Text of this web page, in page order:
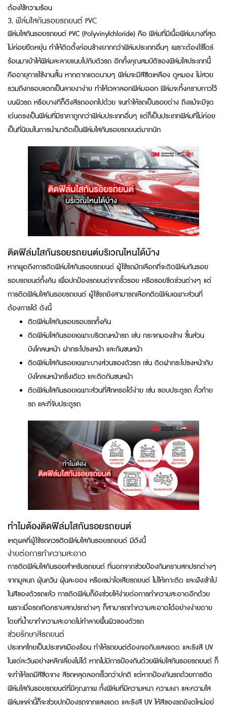
ต้องใช้ความร้อน
3. ฟิล์มใสกันรอยรถยนต์ PVC
ฟิล์มใสกันรอยรถยนต์ PVC (Polyvinylchloride) คือ ฟิล์มที่มีเนื้อฟิล์มบางที่สุด
ไม่ค่อยยืดหยุ่น ทำให้ติดตั้งค่อนข้างยากกว่าฟิล์มประเภทอื่นๆ เพราะต้องใช้ไดร์
ร้อนมาเป่าให้ฟิล์มละลายแนบไปกับตัวรถ อีกทั้งคุณสมบัติของฟิล์มใสประเภทนี้
คืออายุการใช้งานสั้น หากตากแดดนานๆ ฟิล์มจะมีสีซีดเหลือง ดูหมอง ไม่สวย
รวมถึงกรอบแตกเป็นลายงาง่าย ทำให้เวลาลอกฟิล์มออก ฟิล์มจะทิ้งคราบกาวไว้
บนผิวรถ หรือบางทีก็ดึงสีรถออกไปด้วย จนทำให้รถเป็นรอยด่าง ถึงแม้จะมีจุด
เด่นตรงเป็นฟิล์มที่มีราคาถูกกว่าฟิล์มประเภทอื่นๆ แต่ก็เป็นประเภทฟิล์มที่ไม่ค่อย
เป็นที่นิยมในการนำมาติดเป็นฟิล์มใสกันรอยรถยนต์มากนัก
ติดฟิล์มใสกันรอยรถยนต์บริเวณไหนได้บ้าง
หากพูดถึงการติดฟิล์มใสกันรอยรถยนต์ ผู้ใช้รถมักเลือกที่จะติดฟิล์มกันรอย
รอบรถยนต์ทั้งคัน เพื่อปกป้องรถยนต์จากริ้วรอย หรือรอยขีดข่วนต่างๆ แต่
การติดฟิล์มใสกันรอยรถยนต์ ผู้ใช้รถยังสามารถเลือกติดฟิล์มเฉพาะส่วนที่
ต้องการได้ ดังนี้
ติดฟิล์มใสกันรอยรอบรถทั้งคัน
ติดฟิล์มใสกันรอยเฉพาะบริเวณหน้ารถ เช่น กระจกมองข้าง ชิ้นส่วน
บังโคลนหน้า ฝากระโปรงหน้า และกันชนหน้า
ติดฟิล์มใสกันรอยเฉพาะบางส่วนของตัวรถ เช่น ติดฝากระโปรงหน้ากับ
บังโคลนหน้าครึ่งเดียว และติดกันชนหน้า
ติดฟิล์มใสกันรอยเฉพาะส่วนที่สึกหรอได้ง่าย เช่น ขอบประตูรถ คิ้วท้าย
รถ และที่จับประตูรถ
ทำไมต้องติดฟิล์มใสกันรอยรถยนต์
เหตุผลที่ผู้ใช้รถควรติดฟิล์มใสกันรอยรถยนต์ มีดังนี้
ง่ายต่อการทำความสะอาด
การติดฟิล์มใสกันรอยสำหรับรถยนต์ ที่นอกจากช่วยป้องกันคราบสกปรกต่างๆ
จากมูลนก ฝุ่นควัน ฝุ่นละออง หรือเขม่าไอเสียรถยนต์ ไม่ให้เกาะติด และฝังเข้าไป
ในสีของตัวรถแล้ว การติดฟิล์มก็ยังช่วยให้ง่ายต่อการทำความสะอาดอีกด้วย
เพราะเมื่อรถเกิดคราบสกปรกต่างๆ ก็สามารถทำความสะอาดได้อย่างง่ายดาย
โดยที่น้ำยาทำความสะอาดไม่ทำลายพื้นผิวของตัวรถ
ช่วยรักษาสีรถยนต์
ประเทศไทยเป็นประเทศเมืองร้อน ทำให้รถยนต์ต้องเจอกับแสงแดด และรังสี UV
ในแต่ละวันอย่างหลีกเลี่ยงไม่ได้ หากไม่มีการป้องกันด้วยฟิล์มใสกันรอยรถยนต์ ก็
จะทำให้รถมีสีซีดจาง สีรถหลุดลอกเร็วกว่าปกติ แต่หากป้องกันรถด้วยการติด
ฟิล์มใสกันรอยรถยนต์ที่มีคุณภาพ ทั้งฟิล์มที่มีความหนา ความเงา และความใส
ฟิล์มเหล่านี้ก็จะช่วยปกป้องรถจากแสงแดด และรังสี UV ให้สีของรถยังดูใหม่อยู่